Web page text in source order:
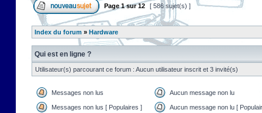
Page1sur12 [ 586 sujet(s) ]
Index du forum » Hardware
Qui est en ligne ?
Utilisateur(s) parcourant ce forum : Aucun utilisateur inscrit et 3 invité(s)
Messages non lus Aucun message non lu
Messages non lus [ Populaires ] Aucun message non lu [